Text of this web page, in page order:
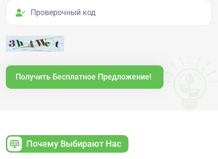
Проверочный код
Получить Бесплатное Предложение!
Почему Выбирают Нас